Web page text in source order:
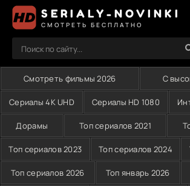
SERIALY-NOVINKI
СМОТРЕТЬ БЕСПЛАТНО
Смотреть фильмы 2026 С
Сериалы 4K UHD Сериалы HD 1080
Дорамы Топ сериалов 2021
Топ сериалов 2023 Топ сериалов 2024
Топ сериалов 2026 Топ январь 2026